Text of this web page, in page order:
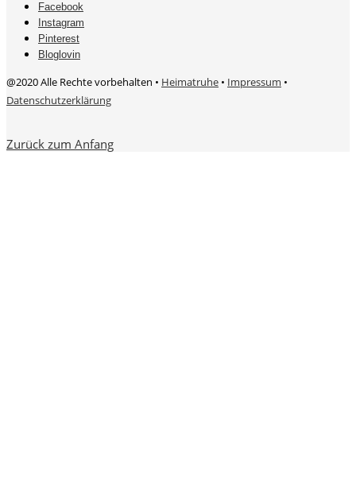
Facebook
Instagram
Pinterest
Bloglovin
@2020 Alle Rechte vorbehalten • Heimatruhe • Impressum •
Datenschutzerklärung
Zurück zum Anfang